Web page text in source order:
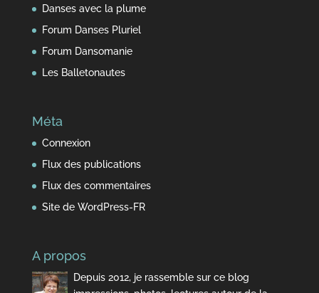
Danses avec la plume
Forum Danses Pluriel
Forum Dansomanie
Les Balletonautes
Méta
Connexion
Flux des publications
Flux des commentaires
Site de WordPress-FR
A propos
Depuis 2012, je rassemble sur ce blog